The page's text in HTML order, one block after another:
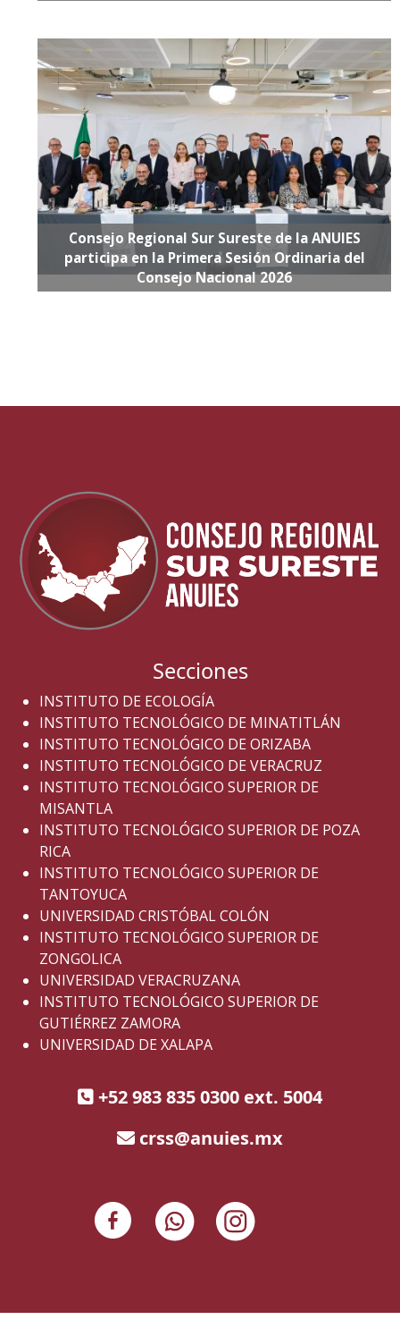
Consejo Regional Sur Sureste de la ANUIES
participa en la Primera Sesión Ordinaria del
Consejo Nacional 2026
Secciones
INSTITUTO DE ECOLOGÍA
INSTITUTO TECNOLÓGICO DE MINATITLÁN
INSTITUTO TECNOLÓGICO DE ORIZABA
INSTITUTO TECNOLÓGICO DE VERACRUZ
INSTITUTO TECNOLÓGICO SUPERIOR DE
MISANTLA
INSTITUTO TECNOLÓGICO SUPERIOR DE POZA
RICA
INSTITUTO TECNOLÓGICO SUPERIOR DE
TANTOYUCA
UNIVERSIDAD CRISTÓBAL COLÓN
INSTITUTO TECNOLÓGICO SUPERIOR DE
ZONGOLICA
UNIVERSIDAD VERACRUZANA
INSTITUTO TECNOLÓGICO SUPERIOR DE
GUTIÉRREZ ZAMORA
UNIVERSIDAD DE XALAPA
+52 983 835 0300 ext. 5004
crss@anuies.mx